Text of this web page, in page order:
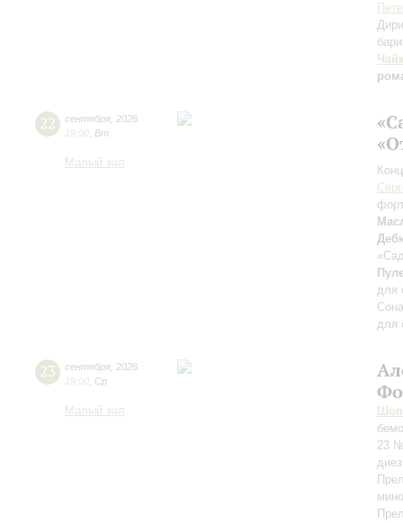
22 сентября 2026
19:00 Вт
Малый зал
для
для
23 сентября 2026
19:00 Ср
Малый зал
23